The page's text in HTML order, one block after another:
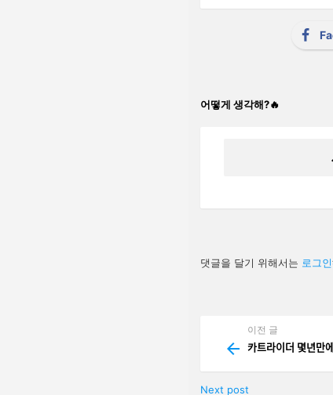
어떻게 생각해?🔥
답
글
댓글을 달기 위해서는 로그인
more
이전 글
카트라이더
Next post